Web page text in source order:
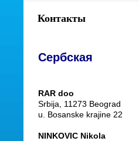
Контакты
Сербская
RAR doo
Srbija, 11273 Beograd
u. Bosanske krajine 22
NINKOVIC Nikola